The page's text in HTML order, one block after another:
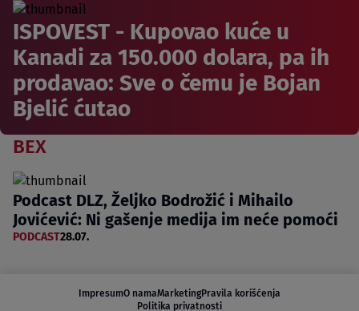
ISPOVEST - Kupovao kuće u
Kanadi za 150.000 dolara, pa ih
prodavao: Sve o čemu je Bojan
Bjelić ćutao
BEX
Podcast DLZ, Željko Bodrožić i Mihailo
Jovićević: Ni gašenje medija im neće pomoći
PODCAST28.07.
ImpresumO namaMarketingPravila korišćenja
Politika privatnosti